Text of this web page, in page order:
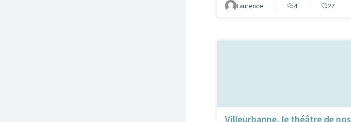
Laurence 4 27
Villeurbanne, le théâtre de nos